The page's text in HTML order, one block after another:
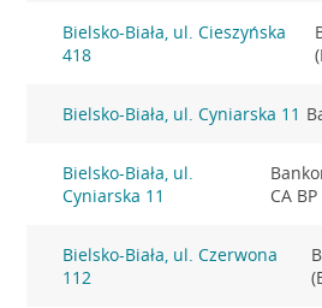
Bielsko-Biała, ul. Cieszyńska
418
Bielsko-Biała, ul. Cyniarska 11
Bielsko-Biała, ul.
Cyniarska 11
CA BP
Bielsko-Biała, ul. Czerwona
112